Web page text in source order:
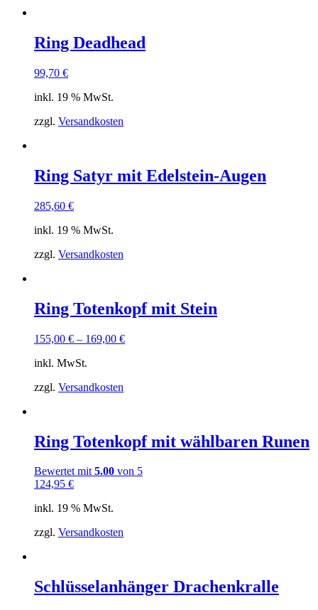
Ring Deadhead
99,70 €
inkl. 19 % MwSt.
zzgl. Versandkosten
Ring Satyr mit Edelstein-Augen
285,60 €
inkl. 19 % MwSt.
zzgl. Versandkosten
Ring Totenkopf mit Stein
155,00 € – 169,00 €
inkl. MwSt.
zzgl. Versandkosten
Ring Totenkopf mit wählbaren Runen
Bewertet mit5.00 von 5
124,95 €
inkl. 19 % MwSt.
zzgl. Versandkosten
Schlüsselanhänger Drachenkralle